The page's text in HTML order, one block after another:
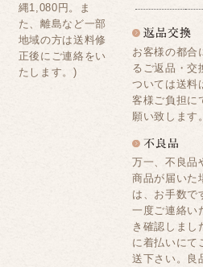
縄1,080円。ま
た、離島など一部
地域の方は送料修
正後にご連絡をい
たします。)
お客様の都合
るご返品・交
ついては送料
客様ご負担に
願い致します。
万一、不良品
商品が届いた
は、お手数で
一度ご連絡い
き確認しまし
に着払いにて
送下さい。良